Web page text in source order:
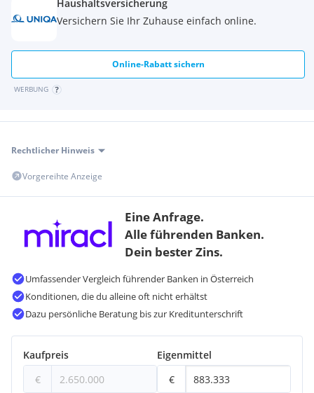
Haushaltsversicherung
Versichern Sie Ihr Zuhause einfach online.
Online-Rabatt sichern
WERBUNG
Rechtlicher Hinweis
Vorgereihte Anzeige
Eine Anfrage.
Alle führenden Banken.
Dein bester Zins.
Umfassender Vergleich führender Banken in Österreich
Konditionen, die du alleine oft nicht erhältst
Dazu persönliche Beratung bis zur Kreditunterschrift
Kaufpreis
€
Eigenmittel
€